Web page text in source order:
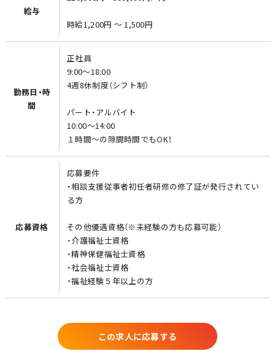
給与
時給1,200円 〜 1,500円
勤務日・時
間
正社員
9:00～18:00
4週8休制度（シフト制）
パート・アルバイト
10:00～14:00
１時間〜の隙間時間でもOK！
応募資格
応募要件
・相談支援従事者初任者研修の修了証が発行されてい
る方
その他優遇資格（※未経験の方も応募可能）
・介護福祉士資格
・精神保健福祉士資格
・社会福祉士資格
・福祉経験５年以上の方
この求人に応募する